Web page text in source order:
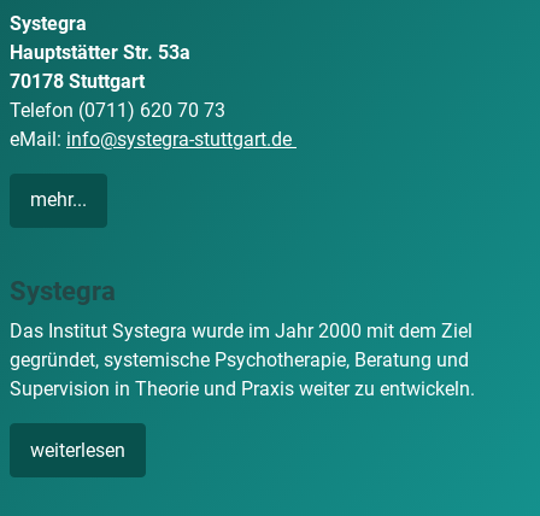
Systegra
Hauptstätter Str. 53a
70178 Stuttgart
Telefon (0711) 620 70 73
eMail: info@systegra-stuttgart.de
mehr...
Systegra
Das Institut Systegra wurde im Jahr 2000 mit dem Ziel
gegründet, systemische Psychotherapie, Beratung und
Supervision in Theorie und Praxis weiter zu entwickeln.
weiterlesen